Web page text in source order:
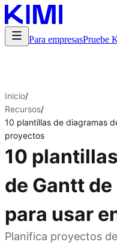
Para empresasPruebe
Inicio/
Recursos/
10 plantillas de diagramas
proyectos
10
de Gantt
para usar
Planifica proyectos